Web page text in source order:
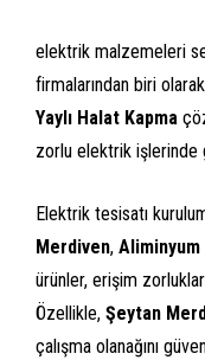
elektrik malzemeleri
firmalarından biri
Yaylı Halat Kapma
zorlu elektrik işlerinde
Elektrik tesisatı
Merdiven,
ürünler, erişim
Özellikle, Şeytan
çalışma olanağını